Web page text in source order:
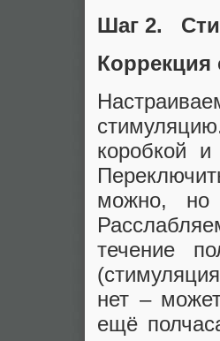
Шаг 2.
Коррекция
коробкой
можно, но
течение
нет –
ещё